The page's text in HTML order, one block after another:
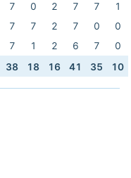
7 0 2 7 7
1
7 7 2 7 0
0
7 1 2 6 7
0
38 18 16 41 35 10